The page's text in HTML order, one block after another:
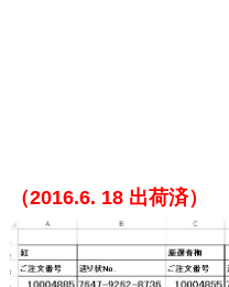
（2016.6. 18出荷済）